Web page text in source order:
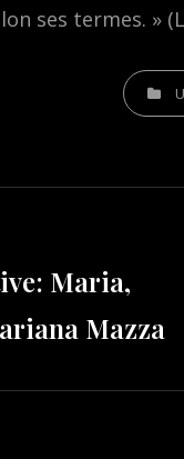
ses termes. »
Maria,
Mazza